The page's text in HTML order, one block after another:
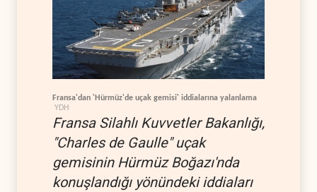
Fransa'dan 'Hürmüz'de uçak gemisi' iddialarına yalanlama
YDH
Fransa Silahlı Kuvvetler Bakanlığı,
"Charles de Gaulle" uçak
gemisinin Hürmüz Boğazı'nda
konuşlandığı yönündeki iddiaları